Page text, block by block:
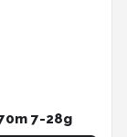
7-28g